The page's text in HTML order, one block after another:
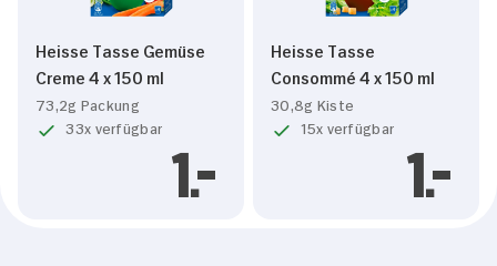
Heisse Tasse Gemüse
Creme 4 x 150 ml
73,2g Packung
33x verfügbar
1.
Heisse Tasse
Consommé 4 x 150 ml
30,8g Kiste
15x verfügbar
1.